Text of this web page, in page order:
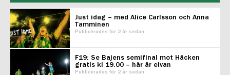
Just idag – med Alice Carlsson och Anna
Tamminen
Publicerades för 2 år sedan
F19: Se Bajens semifinal mot Häcken
gratis kl 19.00 – här är elvan
Publicerades för 2 år sedan